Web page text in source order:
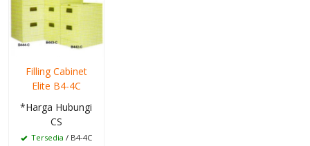
Filling Cabinet
Elite B4-4C
*Harga Hubungi
CS
Tersedia / B4-4C